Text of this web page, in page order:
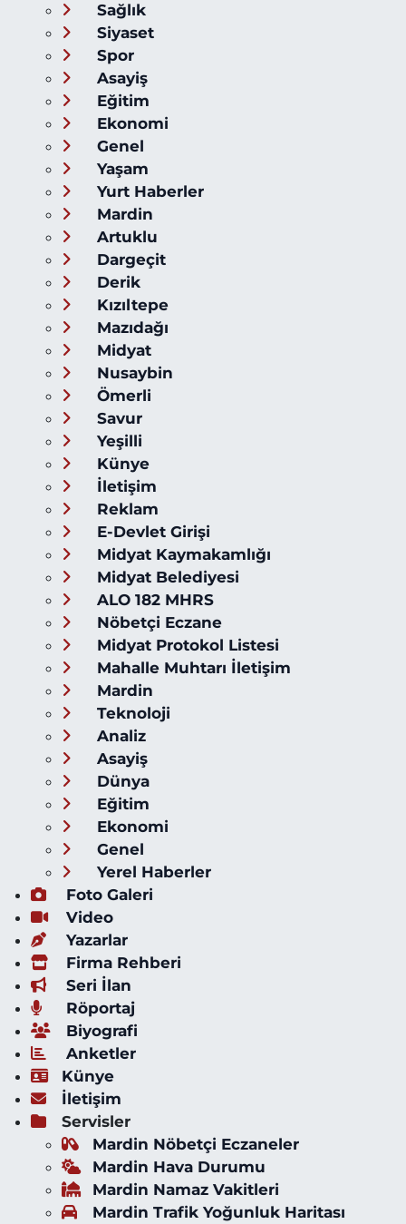
Sağlık
Siyaset
Spor
Asayiş
Eğitim
Ekonomi
Genel
Yaşam
Yurt Haberler
Mardin
Artuklu
Dargeçit
Derik
Kızıltepe
Mazıdağı
Midyat
Nusaybin
Ömerli
Savur
Yeşilli
Künye
İletişim
Reklam
E-Devlet Girişi
Midyat Kaymakamlığı
Midyat Belediyesi
ALO 182 MHRS
Nöbetçi Eczane
Midyat Protokol Listesi
Mahalle Muhtarı İletişim
Mardin
Teknoloji
Analiz
Asayiş
Dünya
Eğitim
Ekonomi
Genel
Yerel Haberler
Foto Galeri
Video
Yazarlar
Firma Rehberi
Seri İlan
Röportaj
Biyografi
Anketler
Künye
İletişim
Servisler
Mardin Nöbetçi Eczaneler
Mardin Hava Durumu
Mardin Namaz Vakitleri
Mardin Trafik Yoğunluk Haritası